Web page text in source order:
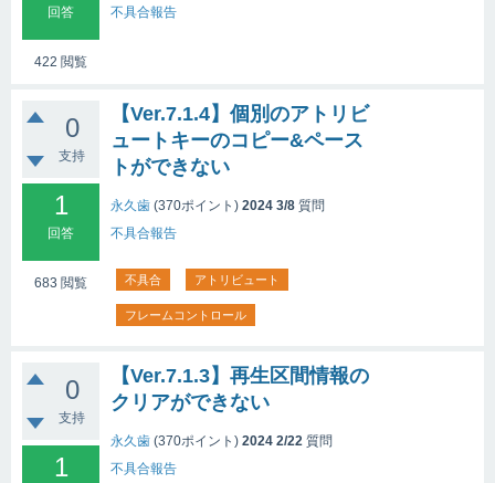
回答
422 閲覧
不具合報告
0
支持
1
回答
683 閲覧
【Ver.7.1.4】個別のアトリビ
ュートキーのコピー&ペース
トができない
永久歯 (370ポイント) 2024 3/8 質問
不具合報告
不具合 アトリビュート
フレームコントロール
0
支持
1
【Ver.7.1.3】再生区間情報の
クリアができない
永久歯 (370ポイント) 2024 2/22 質問
不具合報告